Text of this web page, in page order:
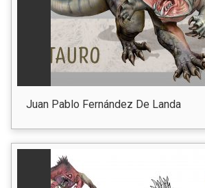
Juan Pablo Fernández De Landa